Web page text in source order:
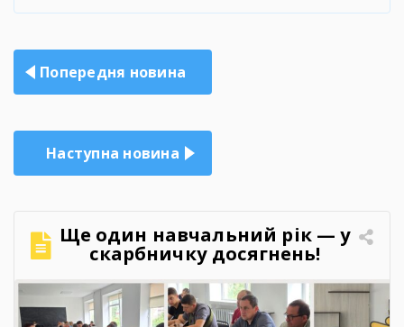
Навігація
записів
Попередня новина
Наступна новина
Ще один навчальний рік — у
скарбничку досягнень!